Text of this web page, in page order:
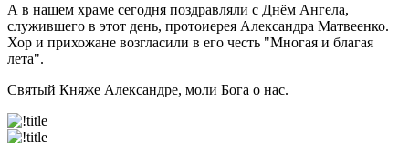
А в нашем храме сегодня поздравляли с Днём Ангела,
служившего в этот день, протоиерея Александра Матвеенко.
Хор и прихожане возгласили в его честь "Многая и благая
лета".
Святый Княже Александре, моли Бога о нас.